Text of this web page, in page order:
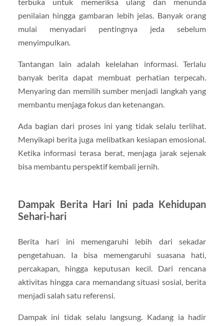
penilaian hingga gambaran lebih jelas. Banyak orang
mulai menyadari pentingnya jeda sebelum
menyimpulkan.
Tantangan lain adalah kelelahan informasi. Terlalu
banyak berita dapat membuat perhatian terpecah.
Menyaring dan memilih sumber menjadi langkah yang
membantu menjaga fokus dan ketenangan.
Ada bagian dari proses ini yang tidak selalu terlihat.
Menyikapi berita juga melibatkan kesiapan emosional.
Ketika informasi terasa berat, menjaga jarak sejenak
bisa membantu perspektif kembali jernih.
Dampak Berita Hari Ini pada Kehidupan
Sehari-hari
Berita hari ini memengaruhi lebih dari sekadar
pengetahuan. Ia bisa memengaruhi suasana hati,
percakapan, hingga keputusan kecil. Dari rencana
aktivitas hingga cara memandang situasi sosial, berita
menjadi salah satu referensi.
Dampak ini tidak selalu langsung. Kadang ia hadir